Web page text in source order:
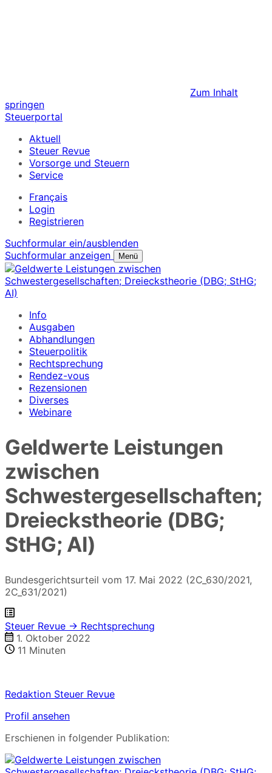
Zum Inhalt
springen
Steuerportal
Aktuell
Steuer Revue
Vorsorge und Steuern
Service
Français
Login
Registrieren
Suchformular ein/ausblenden
Suchformular anzeigen
Menü
Info
Ausgaben
Abhandlungen
Steuerpolitik
Rechtsprechung
Rendez-vous
Rezensionen
Diverses
Webinare
Geldwerte Leistungen
zwischen
Schwestergesellschaften;
Dreieckstheorie (DBG;
StHG; AI)
Bundesgerichtsurteil vom 17. Mai 2022 (2C_630/2021,
2C_631/2021)
Steuer Revue → Rechtsprechung
1. Oktober 2022
11 Minuten
Redaktion Steuer Revue
Profil ansehen
Erschienen in folgender Publikation: